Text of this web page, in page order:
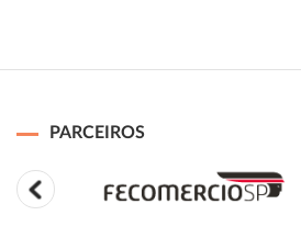
PARCEIROS